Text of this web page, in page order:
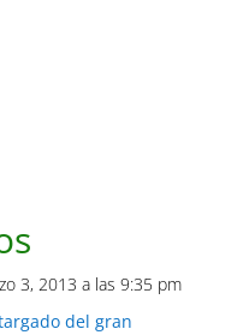
3, 2013 a las 9:35 pm
del gran